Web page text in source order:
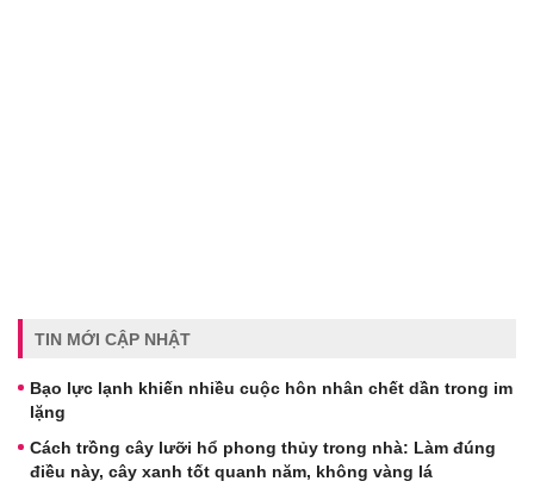
TIN MỚI CẬP NHẬT
Bạo lực lạnh khiến nhiều cuộc hôn nhân chết dần trong im
lặng
Cách trồng cây lưỡi hổ phong thủy trong nhà: Làm đúng
điều này, cây xanh tốt quanh năm, không vàng lá